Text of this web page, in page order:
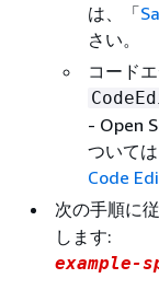
は、「
さい。
コード
- Open
ついて
Code
次の手順に
します:
example-